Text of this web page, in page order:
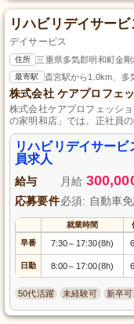
リハビリデイサー
デイサービス
住所 三重県多気郡明和町金
最寄駅 斎宮駅から1.0km、多
株式会社 ケアプロフェ
株式会社ケアプロフェッシ
の家明和店」では、正社員
を支援するやりがいのある
応募可能。充実したサポー
に地域の皆さんの暮らしを
リハビリデイサー
員求人
給与 月給
応募要件必須: 自動車
就業時間
早番 7:30～ 17:30(8h)
日勤 8:00～ 17:00(8h)
50代活躍 未経験可 新卒可